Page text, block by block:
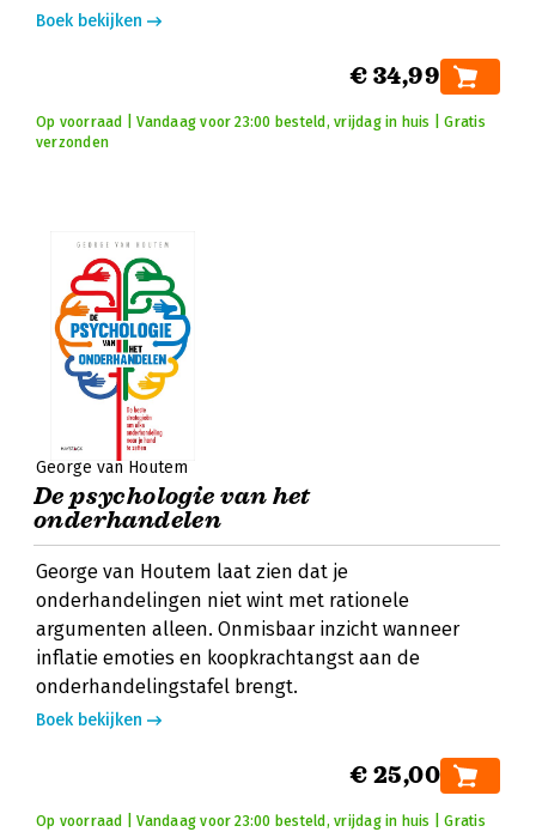
Boek bekijken
€ 34,99
Op voorraad | Vandaag voor 23:00 besteld, vrijdag in huis | Gratis
verzonden
George van Houtem
De psychologie van het
onderhandelen
George van Houtem laat zien dat je
onderhandelingen niet wint met rationele
argumenten alleen. Onmisbaar inzicht wanneer
inflatie emoties en koopkrachtangst aan de
onderhandelingstafel brengt.
Boek bekijken
€ 25,00
Op voorraad | Vandaag voor 23:00 besteld, vrijdag in huis | Gratis